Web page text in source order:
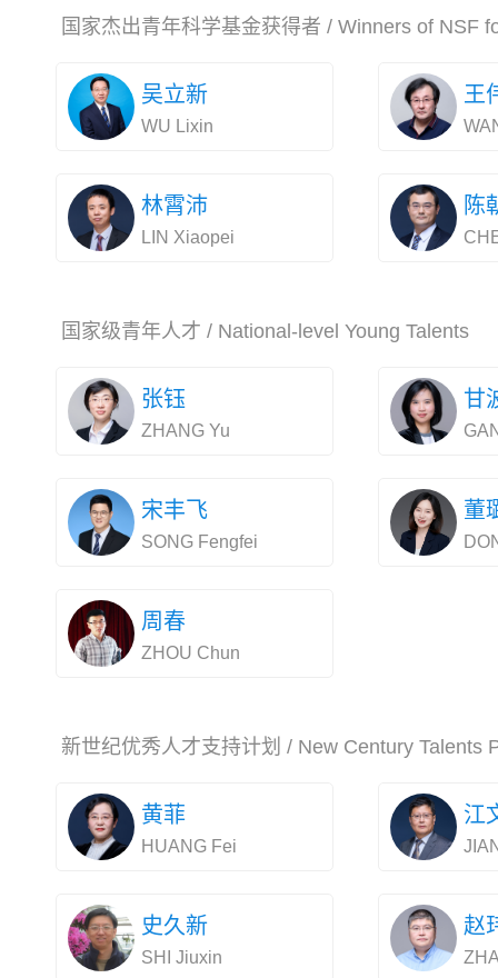
国家杰出青年科学基金获得者 / Winners of NSF
吴立新
WU Lixin
王
林霄沛
LIN Xiaopei
陈
国家级青年人才 / National-level Young Talents
张钰
ZHANG Yu
甘
宋丰飞
SONG Fengfei
董
周春
ZHOU Chun
新世纪优秀人才支持计划 / New Century Talents
黄菲
HUANG Fei
江
史久新
SHI Jiuxin
赵